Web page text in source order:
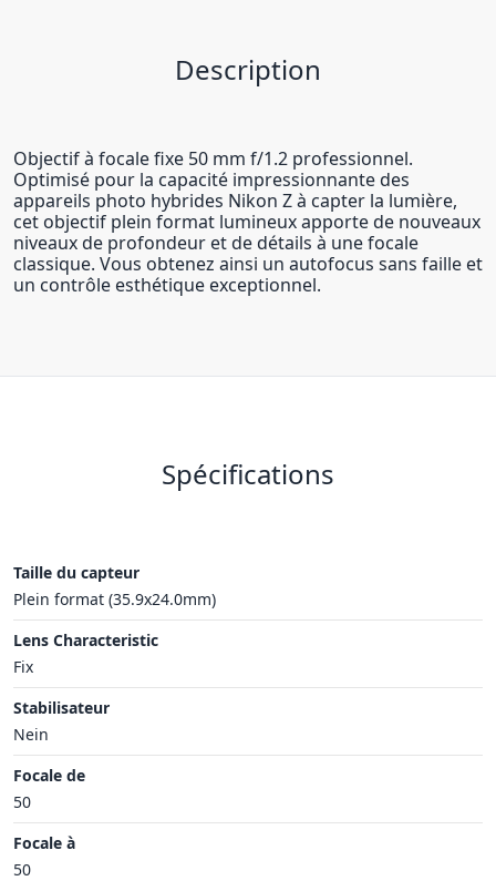
Description
Objectif à focale fixe 50 mm f/1.2 professionnel.
Optimisé pour la capacité impressionnante des
appareils photo hybrides Nikon Z à capter la lumière,
cet objectif plein format lumineux apporte de nouveaux
niveaux de profondeur et de détails à une focale
classique. Vous obtenez ainsi un autofocus sans faille et
un contrôle esthétique exceptionnel.
Spécifications
Taille du capteur
Plein format (35.9x24.0mm)
Lens Characteristic
Fix
Stabilisateur
Nein
Focale de
50
Focale à
50